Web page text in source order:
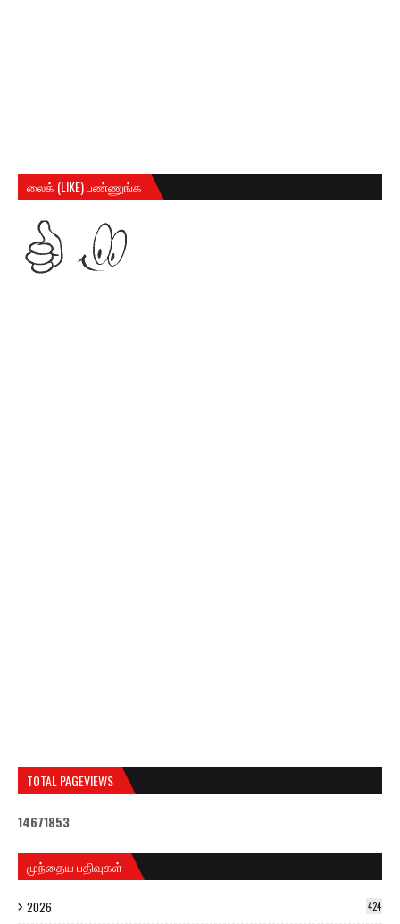
லைக் (LIKE) பண்ணுங்க
TOTAL PAGEVIEWS
14671853
முந்தைய பதிவுகள்
2026 424